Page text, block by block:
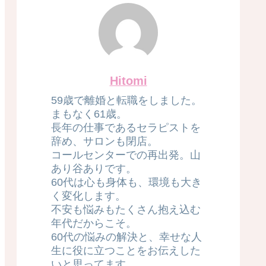
Hitomi
59歳で離婚と転職をしました。
まもなく61歳。
長年の仕事であるセラピストを
辞め、サロンも閉店。
コールセンターでの再出発。山
あり谷ありです。
60代は心も身体も、環境も大き
く変化します。
不安も悩みもたくさん抱え込む
年代だからこそ。
60代の悩みの解決と、幸せな人
生に役に立つことをお伝えした